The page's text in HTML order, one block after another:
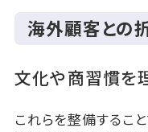
海外顧客との
文化や商習慣を
これらを整備するこ